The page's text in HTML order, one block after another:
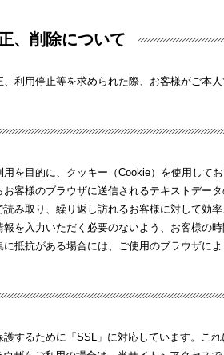
、削除について
利用停止等を求められた際、お客様がご本
を目的に、クッキー（Cookie）を使用してお
客様のブラウザに送信されるテキストデー
み取り、繰り返し訪れるお客様に対して効
を入力いただく必要のないよう、お客様の
抵抗がある場合には、ご使用のブラウザに
するために「SSL」に対応しています。こ